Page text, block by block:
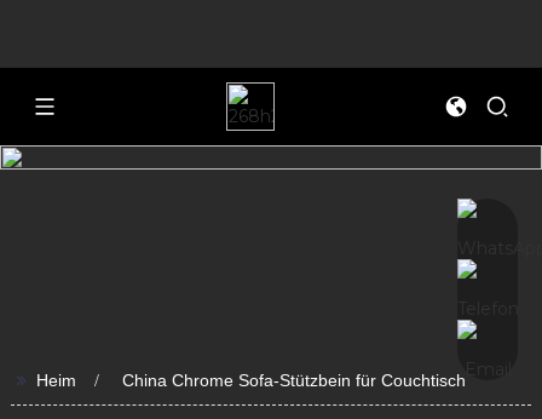
>> Heim China Chrome Sofa-Stützbein für Couchtisch